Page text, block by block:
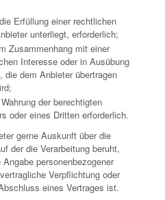
Erfüllung einer rechtlichen
unterliegt, erforderlich;
Zusammenhang mit einer
Interesse oder in Ausübung
die dem Anbieter übertragen
der berechtigten
oder eines Dritten erforderlich.
gerne Auskunft über die
der die Verarbeitung beruht,
personenbezogener
Verpflichtung oder
eines Vertrages ist.